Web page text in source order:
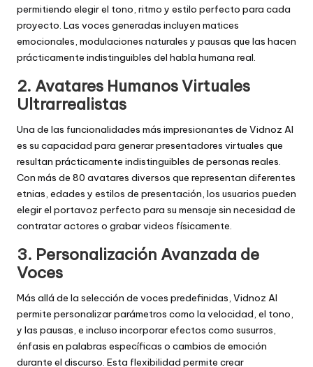
permitiendo elegir el tono, ritmo y estilo perfecto para cada
proyecto. Las voces generadas incluyen matices
emocionales, modulaciones naturales y pausas que las hacen
prácticamente indistinguibles del habla humana real.
2. Avatares Humanos Virtuales
Ultrarrealistas
Una de las funcionalidades más impresionantes de Vidnoz AI
es su capacidad para generar presentadores virtuales que
resultan prácticamente indistinguibles de personas reales.
Con más de 80 avatares diversos que representan diferentes
etnias, edades y estilos de presentación, los usuarios pueden
elegir el portavoz perfecto para su mensaje sin necesidad de
contratar actores o grabar videos físicamente.
3. Personalización Avanzada de
Voces
Más allá de la selección de voces predefinidas, Vidnoz AI
permite personalizar parámetros como la velocidad, el tono,
y las pausas, e incluso incorporar efectos como susurros,
énfasis en palabras específicas o cambios de emoción
durante el discurso. Esta flexibilidad permite crear